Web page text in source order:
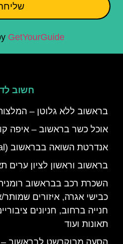
GetYourGuide
חשוב
בראשוב ללא גלוטן –
אוכל כשר בראשוב – איפה
אנדרטת השואה בבראשוב (Holocaust Memorial)
בראשוב וראשון לציון ערים
השכרת רכב בבראשוב
כבישי אגרה, איזורים
חנייה ברחוב, חניונים
תאונות ועוד
הסעה מבוקרשט לבראשוב